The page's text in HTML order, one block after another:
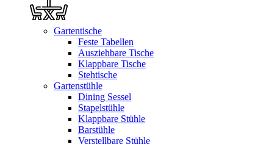
Gartentische
Feste Tabellen
Ausziehbare Tische
Klappbare Tische
Stehtische
Gartenstühle
Dining Sessel
Stapelstühle
Klappbare Stühle
Barstühle
Verstellbare Stühle